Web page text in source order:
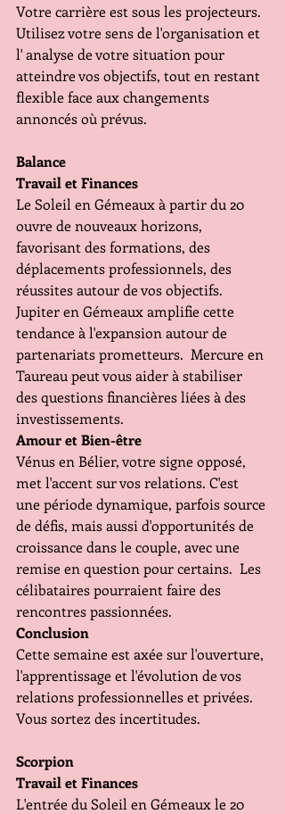
Votre carrière est sous les projecteurs.
Utilisez votre sens de l'organisation et
l' analyse de votre situation pour
atteindre vos objectifs, tout en restant
flexible face aux changements
annoncés où prévus.
Balance
Travail et Finances
Le Soleil en Gémeaux à partir du 20
ouvre de nouveaux horizons,
favorisant des formations, des
déplacements professionnels, des
réussites autour de vos objectifs.
Jupiter en Gémeaux amplifie cette
tendance à l'expansion autour de
partenariats prometteurs.  Mercure en
Taureau peut vous aider à stabiliser
des questions financières liées à des
investissements.
Amour et Bien-être
Vénus en Bélier, votre signe opposé,
met l'accent sur vos relations. C'est
une période dynamique, parfois source
de défis, mais aussi d'opportunités de
croissance dans le couple, avec une
remise en question pour certains.  Les
célibataires pourraient faire des
rencontres passionnées.
Conclusion
Cette semaine est axée sur l'ouverture,
l'apprentissage et l'évolution de vos
relations professionnelles et privées.
Vous sortez des incertitudes.
Scorpion
Travail et Finances
L'entrée du Soleil en Gémeaux le 20